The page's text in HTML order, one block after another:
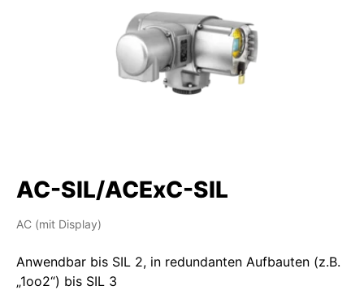
AC-SIL/ACExC-SIL
AC (mit Display)
Anwendbar bis SIL 2, in redundanten Aufbauten (z.B.
„1oo2“) bis SIL 3